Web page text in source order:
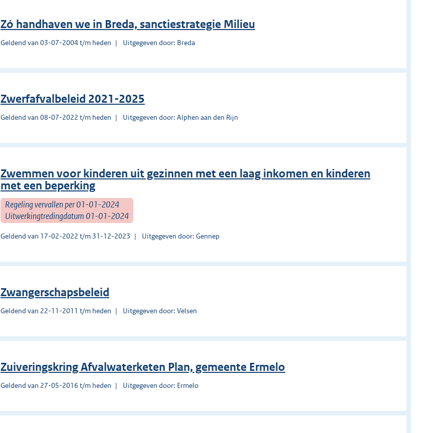
Zó handhaven we in Breda, sanctiestrategie Milieu
Geldend van 03-07-2004 t/m heden Uitgegeven door: Breda
Zwerfafvalbeleid 2021-2025
Geldend van 08-07-2022 t/m heden Uitgegeven door: Alphen aan den Rijn
Zwemmen voor kinderen uit gezinnen met een laag inkomen en kinderen
met een beperking
Regeling vervallen per 01-01-2024
Uitwerkingtredingdatum 01-01-2024
Geldend van 17-02-2022 t/m 31-12-2023 Uitgegeven door: Gennep
Zwangerschapsbeleid
Geldend van 22-11-2011 t/m heden Uitgegeven door: Velsen
Zuiveringskring Afvalwaterketen Plan, gemeente Ermelo
Geldend van 27-05-2016 t/m heden Uitgegeven door: Ermelo